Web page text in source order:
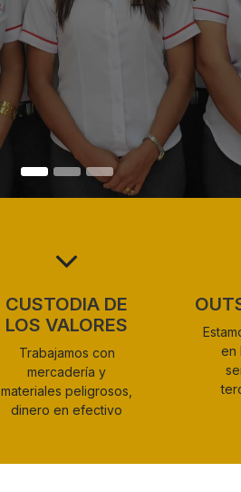
CUSTODIA DE
LOS VALORES
Trabajamos con
mercadería y
materiales peligrosos,
dinero en efectivo
en